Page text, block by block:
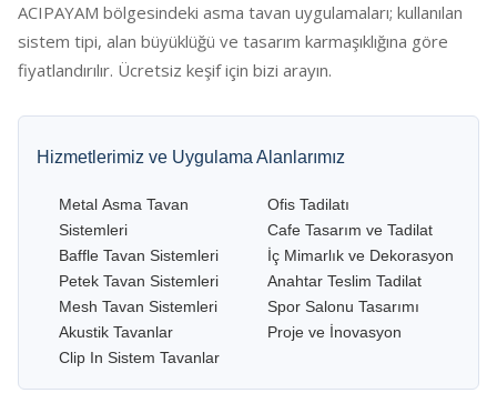
ACIPAYAM bölgesindeki asma tavan uygulamaları; kullanılan
sistem tipi, alan büyüklüğü ve tasarım karmaşıklığına göre
fiyatlandırılır. Ücretsiz keşif için bizi arayın.
Hizmetlerimiz ve Uygulama Alanlarımız
Metal Asma Tavan
Sistemleri
Baffle Tavan Sistemleri
Petek Tavan Sistemleri
Mesh Tavan Sistemleri
Akustik Tavanlar
Clip In Sistem Tavanlar
Ofis Tadilatı
Cafe Tasarım ve Tadilat
İç Mimarlık ve Dekorasyon
Anahtar Teslim Tadilat
Spor Salonu Tasarımı
Proje ve İnovasyon